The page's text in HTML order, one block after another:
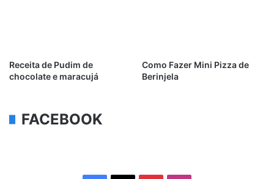
Receita de Pudim de
chocolate e maracujá
Como Fazer Mini Pizza de
Berinjela
FACEBOOK